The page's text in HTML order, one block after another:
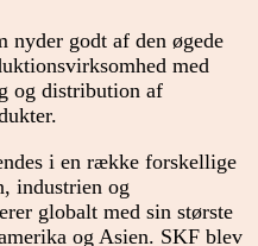
nyder godt af den øgede
med
og distribution af
i en række forskellige
industrien og
globalt med sin største
og Asien. SKF blev